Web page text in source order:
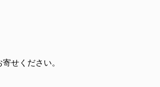
せください。